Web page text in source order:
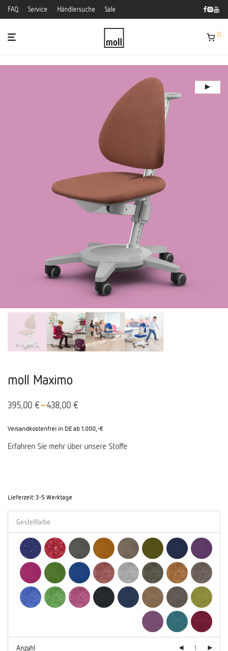
FAQ Service Händlersuche Sale
0
moll Maximo
395,00 €–438,00 €
Versandkostenfrei in DE ab 1.000,-€
Erfahren Sie mehr über unsere Stoffe
Lieferzeit:3-5 Werktage
Anzahl